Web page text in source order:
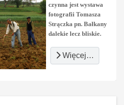
czynna jest wystawa
fotografii Tomasza
Strączka pn. Bałkany
dalekie lecz bliskie.
Więcej…